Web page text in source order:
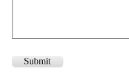
Submit